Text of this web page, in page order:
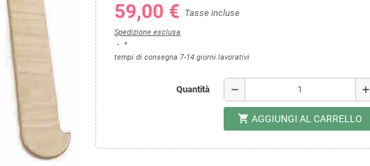
59,00 € Tasse incluse
Spedizione esclusa
*
tempi di consegna 7-14 giorni lavorativi
Quantità remove add
shopping_cart AGGIUNGI AL CARRELLO